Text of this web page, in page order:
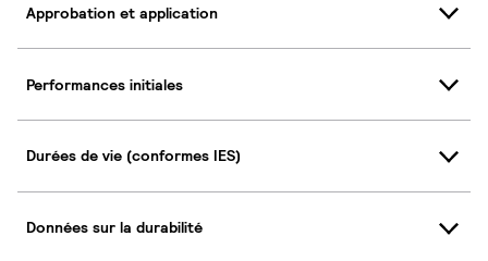
Approbation et application
Performances initiales
Durées de vie (conformes IES)
Données sur la durabilité